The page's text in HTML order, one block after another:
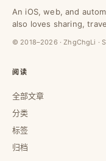
An iOS, web, and
also loves sharing,
© 2018–2026 · ZhgChgLi ·
阅读
全部文章
分类
标签
归档